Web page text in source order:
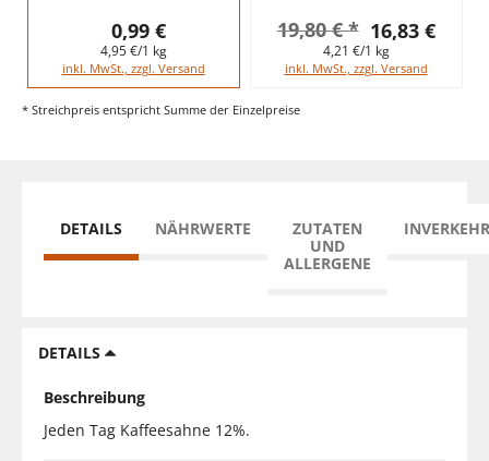
0,99 €
4,95 €/1 kg
inkl. MwSt., zzgl. Versand
16,83 €
19,80 € *
4,21 €/1 kg
inkl. MwSt., zzgl. Versand
* Streichpreis entspricht Summe der Einzelpreise
DETAILS NÄHRWERTE
ZUTATEN
UND
ALLERGENE
DETAILS
Beschreibung
Jeden Tag Kaffeesahne 12%.